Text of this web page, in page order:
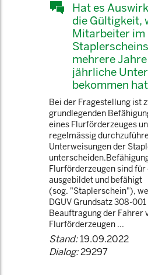
Hat es
die Gültigkeit,
Mitarbeiter im
mehrere
jährliche
bekommen
Bei der Fragestellung ist
grundlegenden
eines Flurförderzeuges
regelmässig
Unterweisungen der
Flurförderzeugen sind
ausgebildet und befähigt
(sog. "Staplerschein"),
DGUV Grundsatz 308-
Beauftragung der Fahrer
Flurförderzeugen ...
Stand:19.09.2022
Dialog:29297